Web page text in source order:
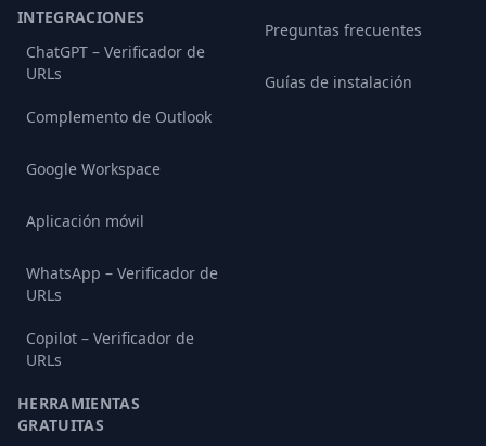
INTEGRACIONES
ChatGPT – Verificador de
URLs
Complemento de Outlook
Google Workspace
Aplicación móvil
WhatsApp – Verificador de
URLs
Copilot – Verificador de
URLs
HERRAMIENTAS
GRATUITAS
Preguntas frecuentes
Guías de instalación